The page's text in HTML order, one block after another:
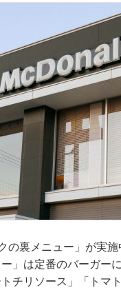
の裏メニュー」が実
」は定番のバーガー
チリソース」「トマ